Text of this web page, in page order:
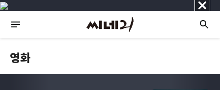
닫
기
영화